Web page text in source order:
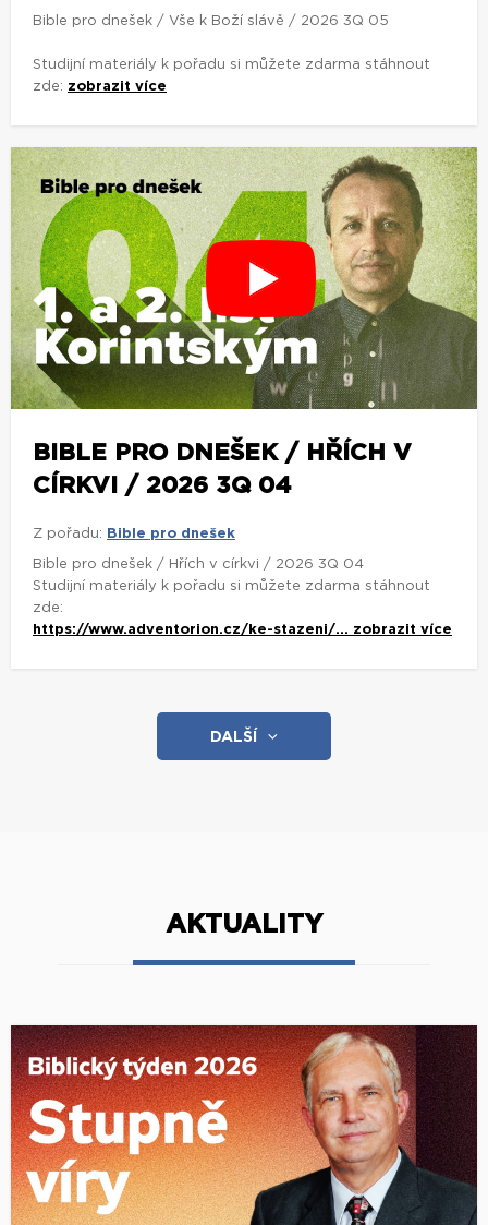
Bible pro dnešek / Vše k Boží slávě / 2026 3Q 05
Studijní materiály k pořadu si můžete zdarma stáhnout
zde: zobrazit více
BIBLE PRO DNEŠEK / HŘÍCH V
CÍRKVI / 2026 3Q 04
Z pořadu: Bible pro dnešek
Bible pro dnešek / Hřích v církvi / 2026 3Q 04
Studijní materiály k pořadu si můžete zdarma stáhnout
zde:
https://www.adventorion.cz/ke-stazeni/... zobrazit více
DALŠÍ
AKTUALITY